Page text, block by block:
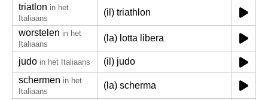
triatlon in het
Italiaans
(il) triathlon
worstelen in het
Italiaans
(la) lotta libera
judo in het Italiaans
(il) judo
schermen in het
Italiaans
(la) scherma